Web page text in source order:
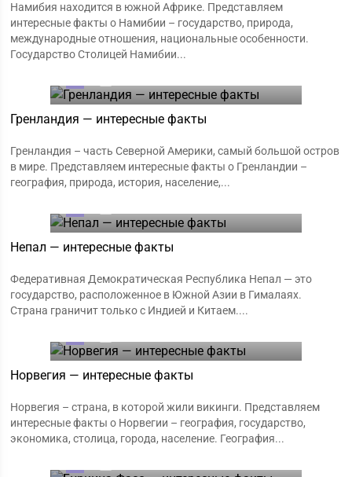
Намибия находится в южной Африке. Представляем
интересные факты о Намибии – государство, природа,
международные отношения, национальные особенности.
Государство Столицей Намибии...
Гренландия — интересные факты
Гренландия – часть Северной Америки, самый большой остров
в мире. Представляем интересные факты о Гренландии –
география, природа, история, население,...
Непал — интересные факты
Федеративная Демократическая Республика Непал — это
государство, расположенное в Южной Азии в Гималаях.
Страна граничит только с Индией и Китаем....
Норвегия — интересные факты
Норвегия – страна, в которой жили викинги. Представляем
интересные факты о Норвегии – география, государство,
экономика, столица, города, население. География...